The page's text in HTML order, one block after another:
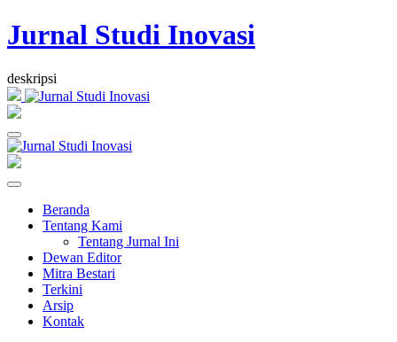
Jurnal Studi Inovasi
deskripsi
Beranda
Tentang Kami
Tentang Jurnal Ini
Dewan Editor
Mitra Bestari
Terkini
Arsip
Kontak